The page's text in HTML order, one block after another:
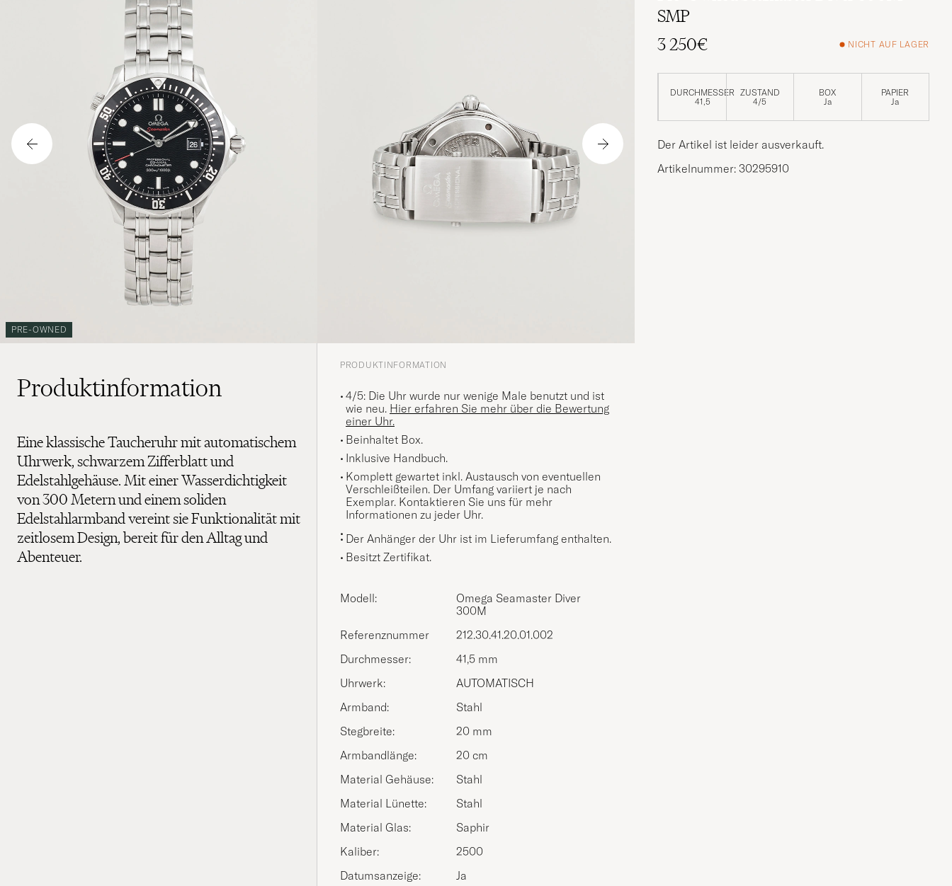
PRE-OWNED
SMP
3 250€
NICHT AUF LAGER
DURCHMESSER
41,5
ZUSTAND
4/5
BOX
Ja
PAPIER
Ja
Der Artikel ist leider ausverkauft.
Artikelnummer: 30295910
Produktinformation
Eine klassische Taucheruhr mit automatischem
Uhrwerk, schwarzem Zifferblatt und
Edelstahlgehäuse. Mit einer Wasserdichtigkeit
von 300 Metern und einem soliden
Edelstahlarmband vereint sie Funktionalität mit
zeitlosem Design, bereit für den Alltag und
Abenteuer.
PRODUKTINFORMATION
4/5: Die Uhr wurde nur wenige Male benutzt und ist
wie neu. Hier erfahren Sie mehr über die Bewertung
einer Uhr.
Beinhaltet Box.
Inklusive Handbuch.
Komplett gewartet inkl. Austausch von eventuellen
Verschleißteilen. Der Umfang variiert je nach
Exemplar. Kontaktieren Sie uns für mehr
Informationen zu jeder Uhr.
Der Anhänger der Uhr ist im Lieferumfang enthalten.
Besitzt Zertifikat.
Modell:
Omega Seamaster Diver
300M
Referenznummer
212.30.41.20.01.002
Durchmesser:
41,5 mm
Uhrwerk:
AUTOMATISCH
Armband:
Stahl
Stegbreite:
20 mm
Armbandlänge:
20 cm
Material Gehäuse:
Stahl
Material Lünette:
Stahl
Material Glas:
Saphir
Kaliber:
2500
Datumsanzeige:
Ja